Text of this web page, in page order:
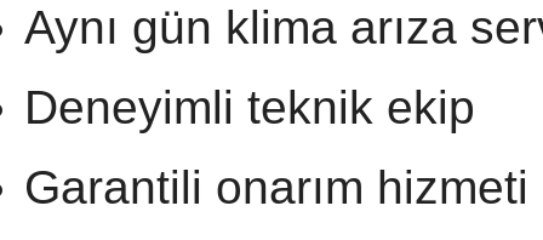
Aynı gün klima arıza
Deneyimli teknik ekip
Garantili onarım hizmeti